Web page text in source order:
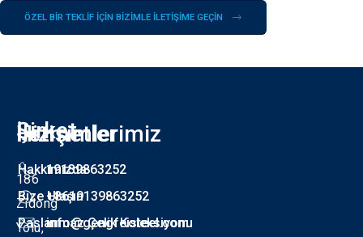
ÖZEL BIR TEKLIF IÇIN BIZIMLE ILETIŞIME GEÇIN
Şirket
186
Zidong
Yolu,
İletişimlerimiz
19139863252
+8619139863252
info@gengfeisteel.com
Hizmetler
Hakkımızda
Bize Ulaşın
Paslanmaz Çelik Koleksiyonu